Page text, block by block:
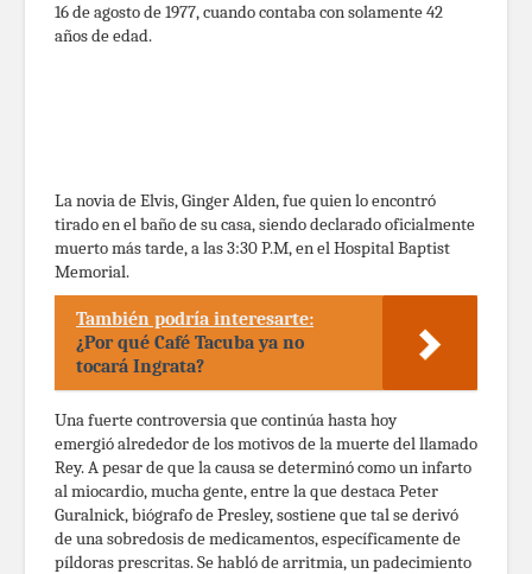
16 de agosto de 1977, cuando contaba con solamente 42
años de edad.
La novia de Elvis, Ginger Alden, fue quien lo encontró
tirado en el baño de su casa, siendo declarado oficialmente
muerto más tarde, a las 3:30 P.M, en el Hospital Baptist
Memorial.
También podría interesarte:
¿Por qué Café Tacuba ya no
tocará Ingrata?
Una fuerte controversia que continúa hasta hoy
emergió alrededor de los motivos de la muerte del llamado
Rey. A pesar de que la causa se determinó como un infarto
al miocardio, mucha gente, entre la que destaca Peter
Guralnick, biógrafo de Presley, sostiene que tal se derivó
de una sobredosis de medicamentos, específicamente de
píldoras prescritas. Se habló de arritmia, un padecimiento